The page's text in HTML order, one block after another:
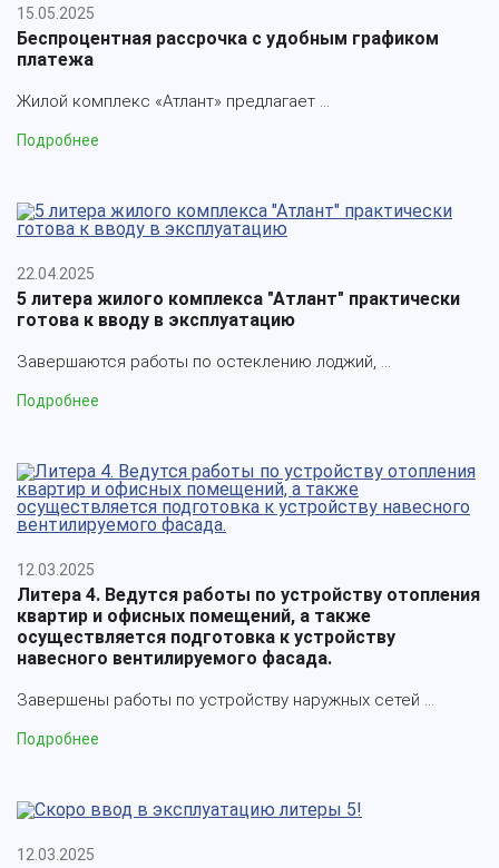
15.05.2025
Беспроцентная рассрочка с удобным графиком
платежа
Жилой комплекс «Атлант» предлагает ...
Подробнее
22.04.2025
5 литера жилого комплекса "Атлант" практически
готова к вводу в эксплуатацию
Завершаются работы по остеклению лоджий, ...
Подробнее
12.03.2025
Литера 4. Ведутся работы по устройству отопления
квартир и офисных помещений, а также
осуществляется подготовка к устройству
навесного вентилируемого фасада.
Завершены работы по устройству наружных сетей ...
Подробнее
12.03.2025